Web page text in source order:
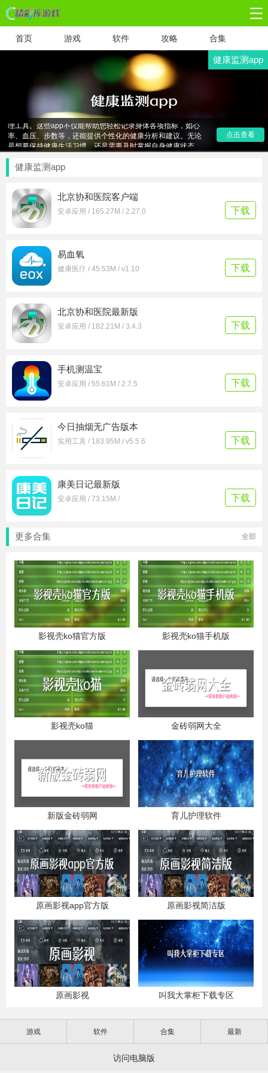
首页 游戏 软件 攻略 合集
健康监测app
健康监测app应用合集，为您精选了一系列靠谱实用的健康管
理工具。这些app不仅能帮助您轻松记录身体各项指标，如心
率、血压、步数等，还能提供个性化的健康分析和建议。无论
是想要保持健康生活习惯，还是需要及时掌握自身健康状态，
这些app都能成为您的得力助手。快来数码资源网下载，让健
康监测变得更简单、更科学！
点击查看
健康监测app
北京协和医院客户端
安卓应用 / 165.27M / 2.27.0 下载
易血氧
健康医疗 / 45.53M / v1.10 下载
北京协和医院最新版
安卓应用 / 182.21M / 3.4.3 下载
手机测温宝
安卓应用 / 55.61M / 2.7.5 下载
今日抽烟无广告版本
实用工具 / 183.95M / v5.5.6 下载
康美日记最新版
安卓应用 / 73.15M / 下载
更多合集 全部
影视壳ko猫官方版 影视壳ko猫手机版
影视壳ko猫 金砖弱网大全
新版金砖弱网 育儿护理软件
原画影视app官方版 原画影视简洁版
原画影视 叫我大掌柜下载专区
游戏 软件 合集 最新
访问电脑版